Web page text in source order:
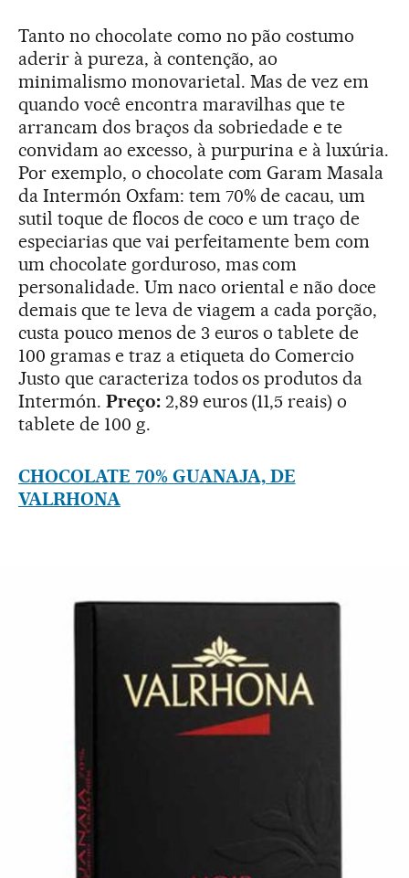
Tanto no chocolate como no pão costumo
aderir à pureza, à contenção, ao
minimalismo monovarietal. Mas de vez em
quando você encontra maravilhas que te
arrancam dos braços da sobriedade e te
convidam ao excesso, à purpurina e à luxúria.
Por exemplo, o chocolate com Garam Masala
da Intermón Oxfam: tem 70% de cacau, um
sutil toque de flocos de coco e um traço de
especiarias que vai perfeitamente bem com
um chocolate gorduroso, mas com
personalidade. Um naco oriental e não doce
demais que te leva de viagem a cada porção,
custa pouco menos de 3 euros o tablete de
100 gramas e traz a etiqueta do Comercio
Justo que caracteriza todos os produtos da
Intermón. Preço:2,89 euros (11,5 reais) o
tablete de 100 g.
CHOCOLATE 70% GUANAJA, DE
VALRHONA